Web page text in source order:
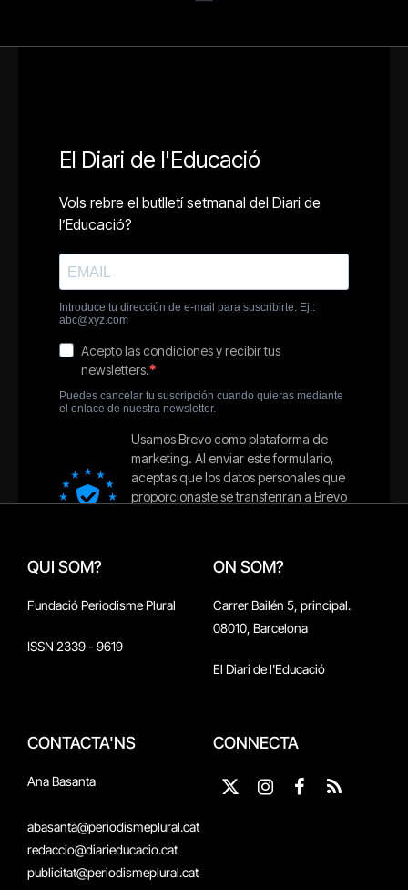
QUI SOM?
Fundació Periodisme Plural
ISSN 2339 - 9619
ON SOM?
Carrer Bailén 5, principal.
08010, Barcelona
El Diari de l'Educació
CONTACTA'NS
Ana Basanta
abasanta@periodismeplural.cat
redaccio@diarieducacio.cat
publicitat@periodismeplural.cat
CONNECTA
X
Instagram
Facebook
RSS